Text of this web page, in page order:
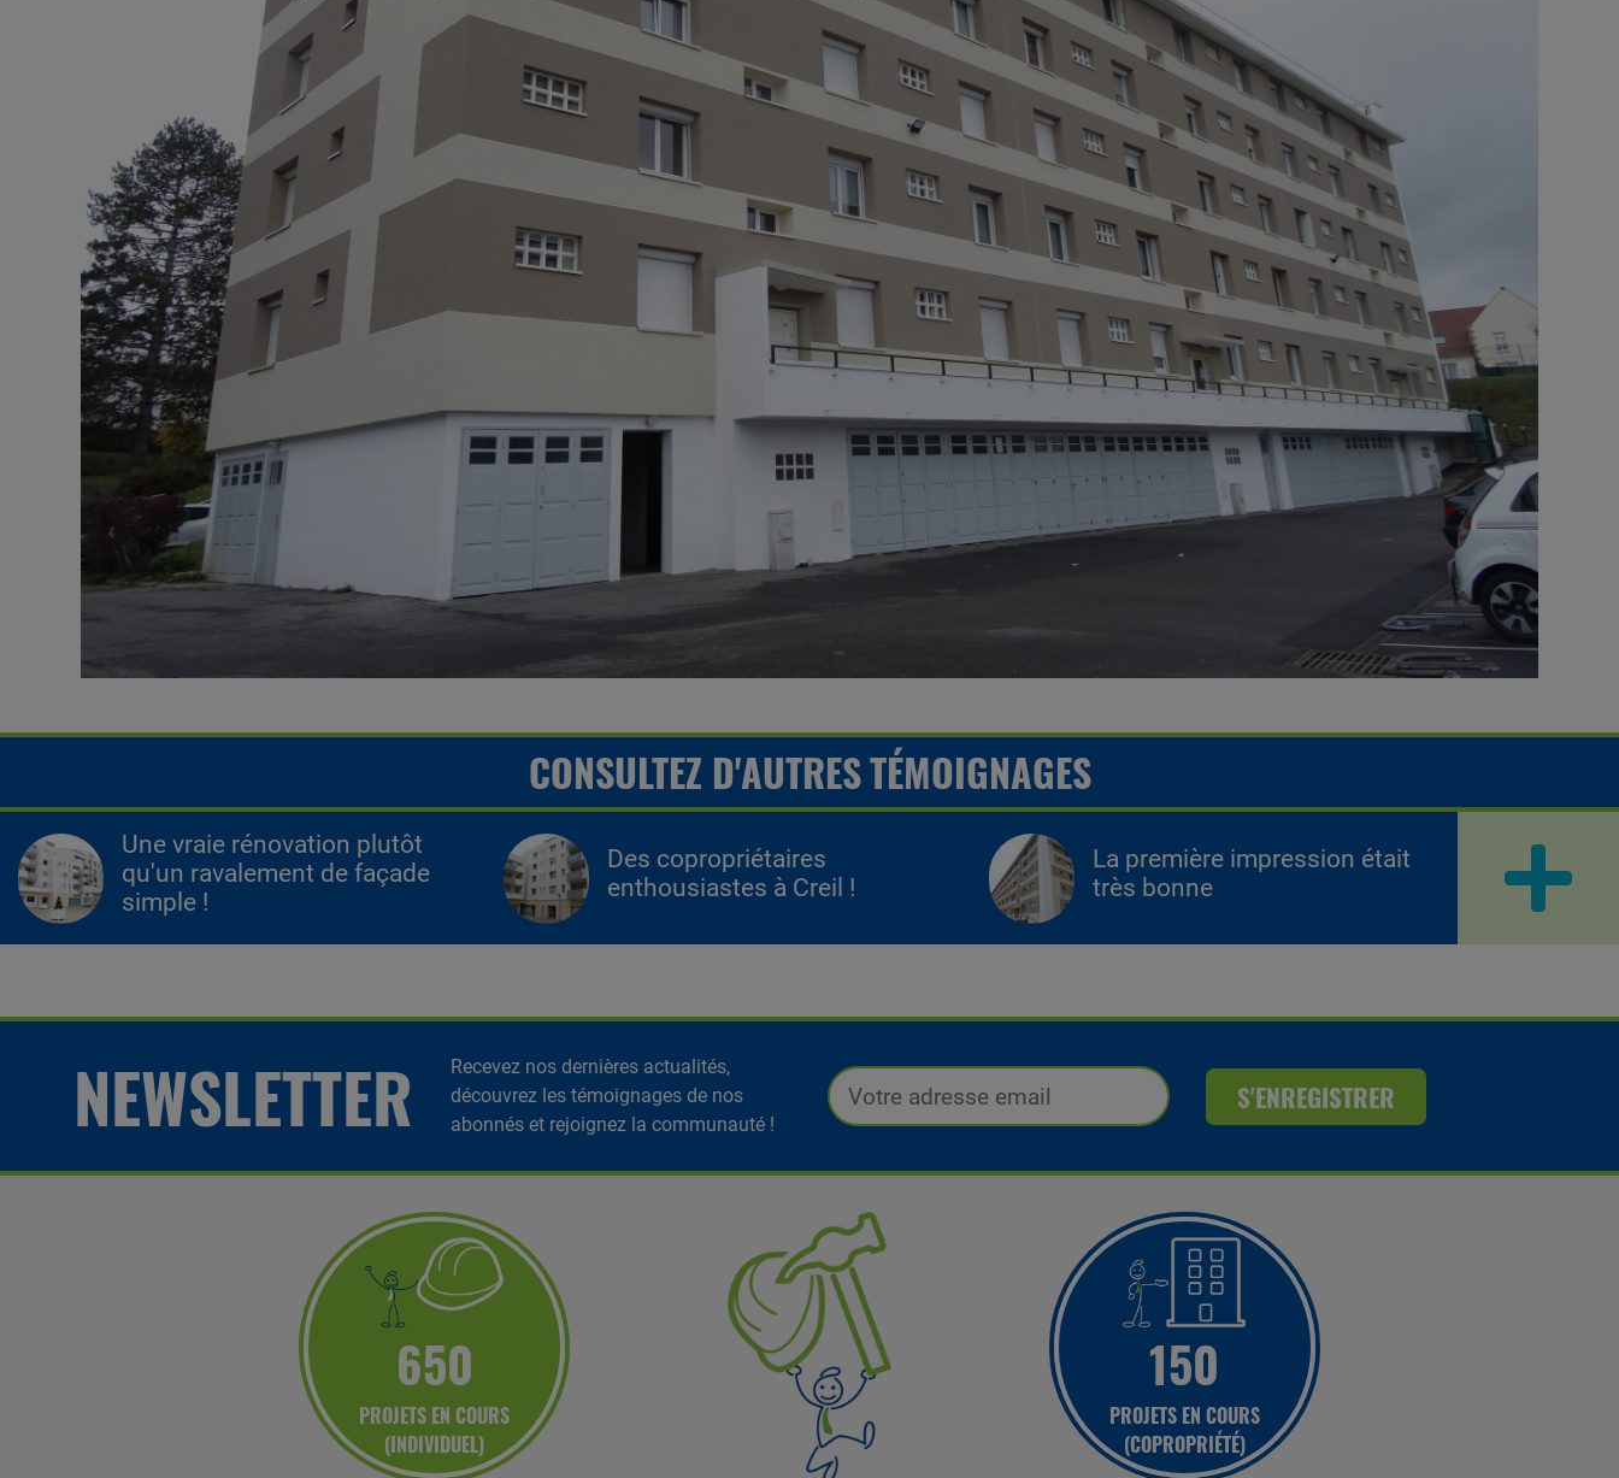
CONSULTEZ D'AUTRES TÉMOIGNAGES
Une vraie rénovation plutôt
qu'un ravalement de façade
simple !
Des copropriétaires
enthousiastes à Creil !
La première impression était
très bonne
NEWSLETTER
Recevez nos dernières actualités,
découvrez les témoignages de nos
abonnés et rejoignez la communauté !
650
PROJETS EN COURS
(INDIVIDUEL)
150
PROJETS EN COURS
(COPROPRIÉTÉ)